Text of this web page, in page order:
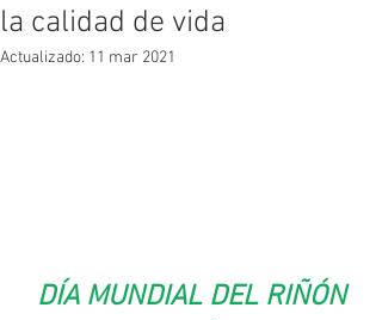
la calidad de vida
Actualizado: 11 mar 2021
DÍA MUNDIAL DEL RIÑÓN